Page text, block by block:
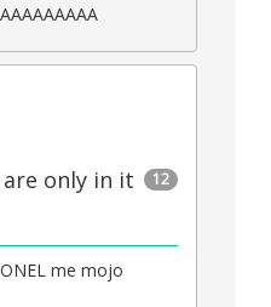
12
are only in it
me mojo